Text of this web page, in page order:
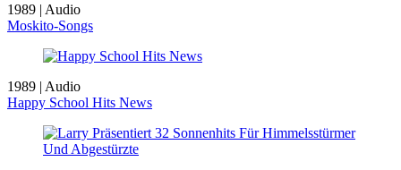
1989 | Audio
Moskito-Songs
1989 | Audio
Happy School Hits News